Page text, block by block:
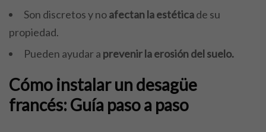
Son discretos y noafectan la estéticade su
propiedad.
Pueden ayudar a prevenir la erosión del suelo.
Cómo instalar un desagüe
francés: Guía paso a paso